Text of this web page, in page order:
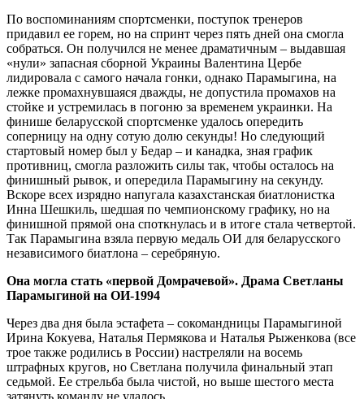
По воспоминаниям спортсменки, поступок тренеров
придавил ее горем, но на спринт через пять дней она смогла
собраться. Он получился не менее драматичным – выдавшая
«нули» запасная сборной Украины Валентина Цербе
лидировала с самого начала гонки, однако Парамыгина, на
лежке промахнувшаяся дважды, не допустила промахов на
стойке и устремилась в погоню за временем украинки. На
финише беларусской спортсменке удалось опередить
соперницу на одну сотую долю секунды! Но следующий
стартовый номер был у Бедар – и канадка, зная график
противниц, смогла разложить силы так, чтобы осталось на
финишный рывок, и опередила Парамыгину на секунду.
Вскоре всех изрядно напугала казахстанская биатлонистка
Инна Шешкиль, шедшая по чемпионскому графику, но на
финишной прямой она споткнулась и в итоге стала четвертой.
Так Парамыгина взяла первую медаль ОИ для беларусского
независимого биатлона – серебряную.
Она могла стать «первой Домрачевой». Драма Светланы
Парамыгиной на ОИ-1994
Через два дня была эстафета – сокомандницы Парамыгиной
Ирина Кокуева, Наталья Пермякова и Наталья Рыженкова (все
трое также родились в России) настреляли на восемь
штрафных кругов, но Светлана получила финальный этап
седьмой. Ее стрельба была чистой, но выше шестого места